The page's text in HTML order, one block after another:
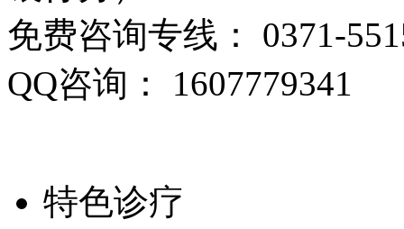
免费咨询专线： 0371-
QQ咨询： 1607779341
特色诊疗